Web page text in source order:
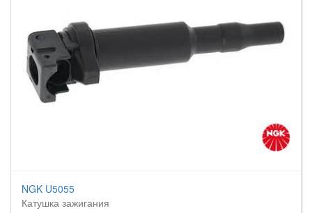
NGK U5055
Катушка зажигания